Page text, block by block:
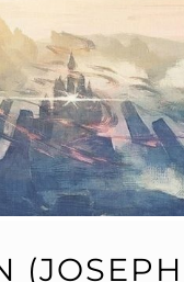
(JOSEPH